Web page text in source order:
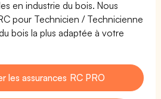
en industrie du bois. Nous
pour Technicien / Technicienne
bois la plus adaptée à votre
les assurances RC PRO